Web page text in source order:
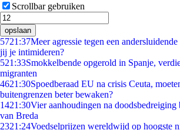
Scrollbar gebruiken
opslaan
5721:37Meer agressie tegen een
jij je intimideren?
521:33Smokkelbende opgerold in Spanje,
migranten
4621:30Spoedberaad EU na crisis Ceuta,
buitengrenzen beter bewaken?
1421:30Vier aanhoudingen na doodsbedreiging
van Breda
2321:24Voedselprijzen wereldwijd op hoogste